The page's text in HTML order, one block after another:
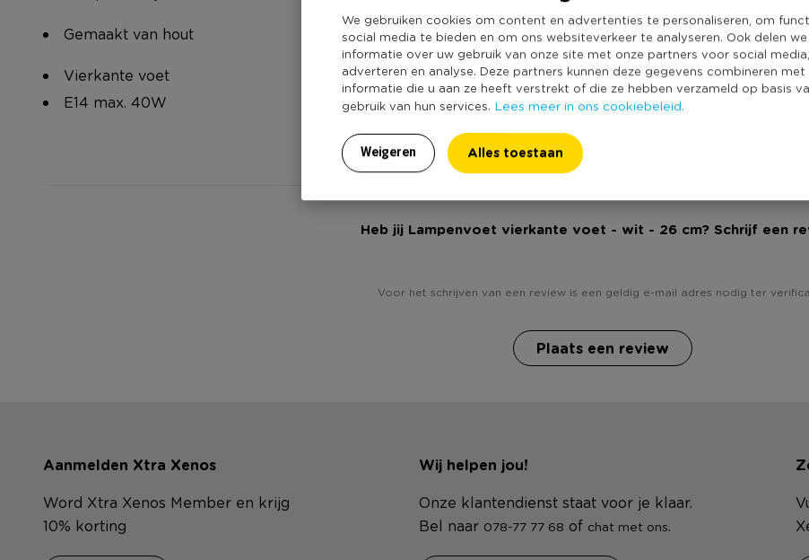
We gebruiken cookies om content en advertenties te personaliseren, om
social media te bieden en om ons websiteverkeer te analyseren. Ook delen we
informatie over uw gebruik van onze site met onze partners voor social media,
adverteren en analyse. Deze partners kunnen deze gegevens combineren met
informatie die u aan ze heeft verstrekt of die ze hebben verzameld op basis
gebruik van hun services. Lees meer in ons cookiebeleid.
Weigeren Alles toestaan
Gemaakt van hout
Vierkante voet
E14 max. 40W
Kleur
Energielabel
Productlengte
Heb jij Lampenvoet vierkante voet - wit - 26 cm? Schrijf een
Voor het schrijven van een review is een geldig e-mail adres nodig ter
Plaats een review
Aanmelden Xtra Xenos
Word Xtra Xenos Member en krijg
10% korting
Wij helpen jou!
Onze klantendienst staat voor je klaar.
Bel naar 078-77 77 68 of chat met ons.